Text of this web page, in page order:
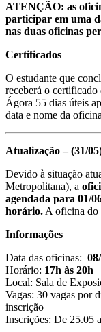
ATENÇÃO: as
participar em uma
nas duas oficinas
Certificados
O estudante que
receberá o
Ágora 55 dias úteis
data e nome da
Atualização – (31/
Devido à situação
Metropolitana), a
agendada para 01/
horário. A oficina do
Informações
Data das oficinas:
Horário: 17h às 20h
Local: Sala de
Vagas: 30 vagas por
inscrição
Inscrições: De 25.05